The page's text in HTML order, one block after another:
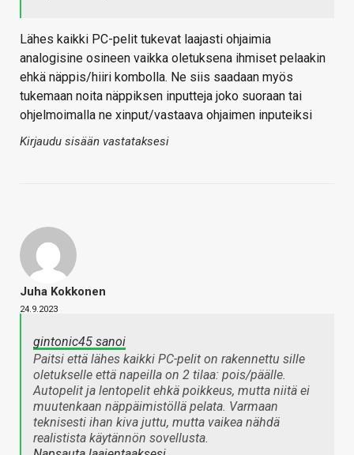
Lähes kaikki PC-pelit tukevat laajasti ohjaimia
analogisine osineen vaikka oletuksena ihmiset pelaakin
ehkä näppis/hiiri kombolla. Ne siis saadaan myös
tukemaan noita näppiksen inputteja joko suoraan tai
ohjelmoimalla ne xinput/vastaava ohjaimen inputeiksi
Kirjaudu sisään vastataksesi
Juha Kokkonen
24.9.2023
gintonic45 sanoi
Paitsi että lähes kaikki PC-pelit on rakennettu sille
oletukselle että napeilla on 2 tilaa: pois/päälle.
Autopelit ja lentopelit ehkä poikkeus, mutta niitä ei
muutenkaan näppäimistöllä pelata. Varmaan
teknisesti ihan kiva juttu, mutta vaikea nähdä
realistista käytännön sovellusta.